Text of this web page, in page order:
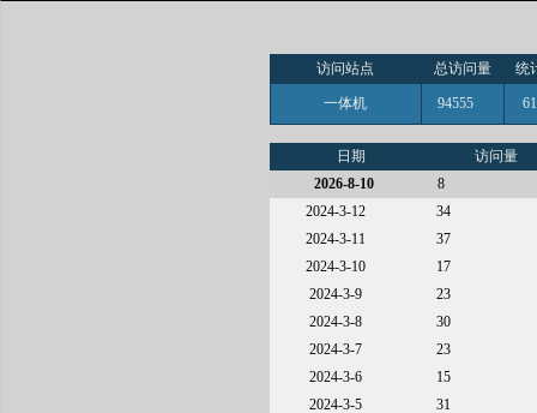
访问站点 总访问量 统
一体机 94555
日期
访问量
2026-8-10
8
2024-3-12
34
2024-3-11
37
2024-3-10
17
2024-3-9
23
2024-3-8
30
2024-3-7
23
2024-3-6
15
2024-3-5
31